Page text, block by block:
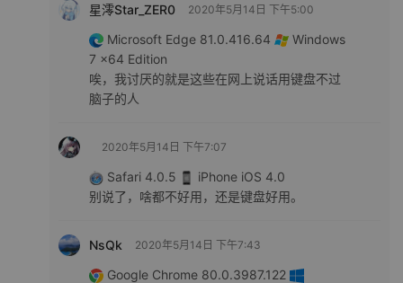
星澪Star_ZER0 2020年5月14日 下午5:00
Microsoft Edge 81.0.416.64
Windows
7 x64 Edition
唉，我讨厌的就是这些在网上说话用键盘不过
脑子的人
2020年5月14日 下午7:07
Safari 4.0.5
iPhone iOS 4.0
别说了，啥都不好用，还是键盘好用。
NsQk 2020年5月14日 下午7:43
Google Chrome 80.0.3987.122